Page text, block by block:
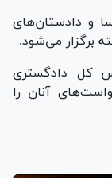
و دادستان‌های
برگزار می‌شود.
کل دادگستری
آنان را